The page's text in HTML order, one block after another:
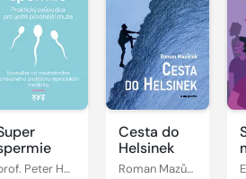
prof. Peter Humaidan
Cesta do
Helsinek
Roman Mazůrek